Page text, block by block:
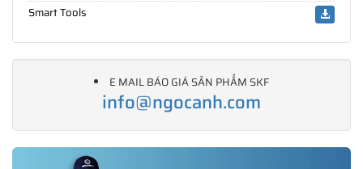
Hotline:
QN: D908 - Khu đô thị MonBay, Phường Hồng Hải, TP Hạ
Long, Quảng Ninh
Tel: (0203) 6 559 395
Smart Tools
E MAIL BÁO GIÁ SẢN PHẨM SKF
info@ngocanh.com